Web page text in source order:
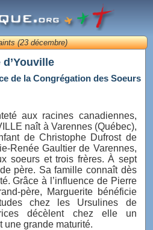
(23 décembre)
de la Congrégation des Soeurs
aux racines canadiennes,
naît à Varennes (Québec),
de Christophe Dufrost de
Renée Gaultier de Varennes,
soeurs et trois frères. À sept
père. Sa famille connaît dès
Grâce à l’influence de Pierre
père, Marguerite bénéficie
chez les Ursulines de
décèlent chez elle un
une grande maturité.